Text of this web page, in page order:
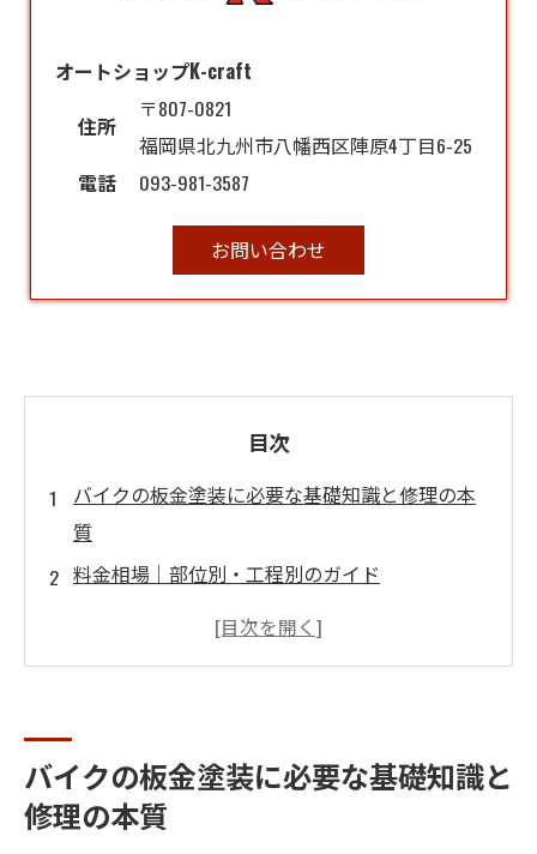
オートショップK-craft
住所
〒807-0821
福岡県北九州市八幡西区陣原4丁目6-25
電話
093-981-3587
お問い合わせ
目次
バイクの板金塗装に必要な基礎知識と修理の本
質
料金相場｜部位別・工程別のガイド
施工工程と作業内容｜手順を解説
バイクの板金塗装に必要な基礎知識と
修理の本質